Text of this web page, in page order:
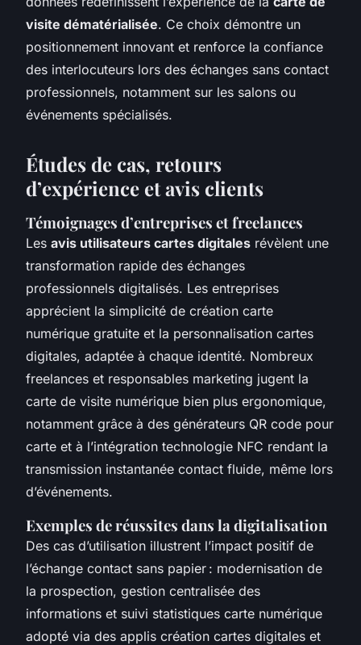
visite dématérialisée. Ce choix démontre un
positionnement innovant et renforce la confiance
des interlocuteurs lors des échanges sans contact
professionnels, notamment sur les salons ou
événements spécialisés.
Études de cas, retours
d’expérience et avis clients
Témoignages d’entreprises et freelances
Les avis utilisateurs cartes digitales révèlent une
transformation rapide des échanges
professionnels digitalisés. Les entreprises
apprécient la simplicité de création carte
numérique gratuite et la personnalisation cartes
digitales, adaptée à chaque identité. Nombreux
freelances et responsables marketing jugent la
carte de visite numérique bien plus ergonomique,
notamment grâce à des générateurs QR code pour
carte et à l’intégration technologie NFC rendant la
transmission instantanée contact fluide, même lors
d’événements.
Exemples de réussites dans la digitalisation
Des cas d’utilisation illustrent l’impact positif de
l’échange contact sans papier : modernisation de
la prospection, gestion centralisée des
informations et suivi statistiques carte numérique
adopté via des applis création cartes digitales et